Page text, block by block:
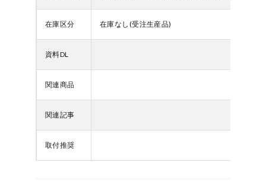
在庫区分 在庫なし(受注生産品)
資料DL
関連商品
関連記事
取付推奨